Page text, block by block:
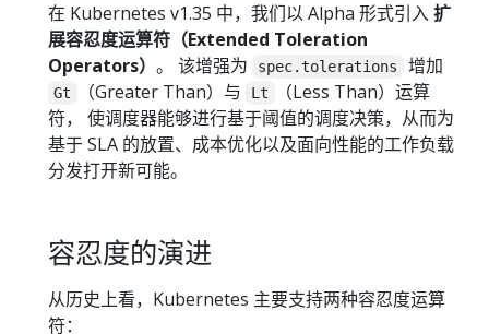
在 Kubernetes v1.35 中，我们以 Alpha 形式引入扩
展容忍度运算符（Extended Toleration
Operators） 。 该增强为 spec.tolerations 增加
Gt （Greater Than）与 Lt
（Less Than）运算
符， 使调度器能够进行基于阈值的调度决策，从而为
基于 SLA 的放置、成本优化以及面向性能的工作负载
分发打开新可能。
容忍度的演进
从历史上看，Kubernetes 主要支持两种容忍度运算
符：